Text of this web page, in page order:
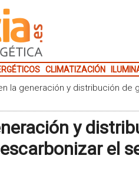
CLIMATIZACIÓN
la generación y distribución de
y
el